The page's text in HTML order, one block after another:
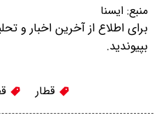
منبع: ايسنا
برای اطلاع از آخرین اخبار و
بپیوندید.
قطار